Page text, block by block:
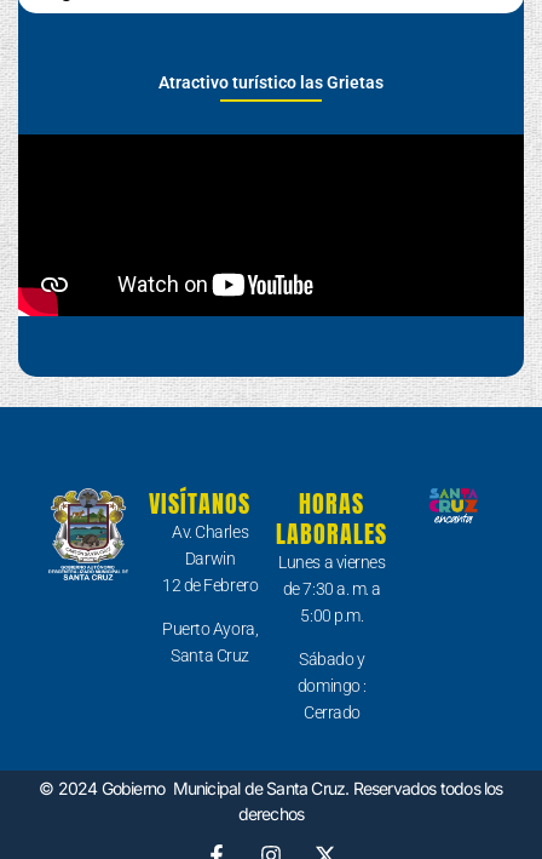
Atractivo turístico las Grietas
VISÍTANOS
Av. Charles
Darwin
12 de Febrero
Puerto Ayora,
Santa Cruz
HORAS
LABORALES
Lunes a viernes
de 7:30 a. m. a
5:00 p.m.
Sábado y
domingo :
Cerrado
© 2024 Gobierno Municipal de Santa Cruz. Reservados todos los
derechos